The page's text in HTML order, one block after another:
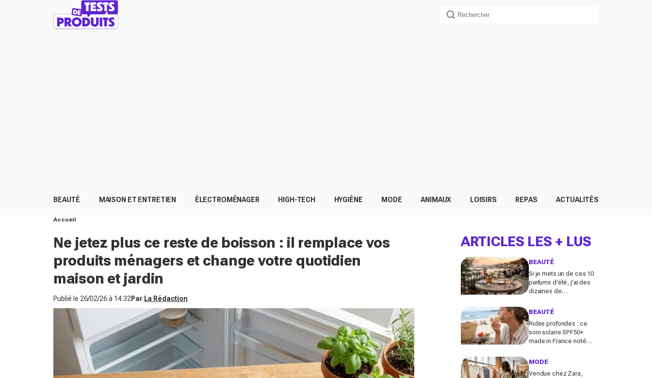
BEAUTÉ MAISON ET ENTRETIEN ÉLECTROMÉNAGER HIGH-TECH HYGIÈNE MODE ANIMAUX LOISIRS REPAS ACTUALITÉS
Accueil
Ne jetez plus ce reste de boisson : il remplace vos
produits ménagers et change votre quotidien
maison et jardin
Publié le 26/02/26 à 14:32 Par La Rédaction
ARTICLES LES + LUS
BEAUTÉ
Si je mets un de ces 10
parfums d'été, j'ai des
dizaines de
journée
BEAUTÉ
Rides profondes : ce
soin solaire SPF50+
made in France noté
de freiner leur apparition
MODE
Vendue chez Zara,